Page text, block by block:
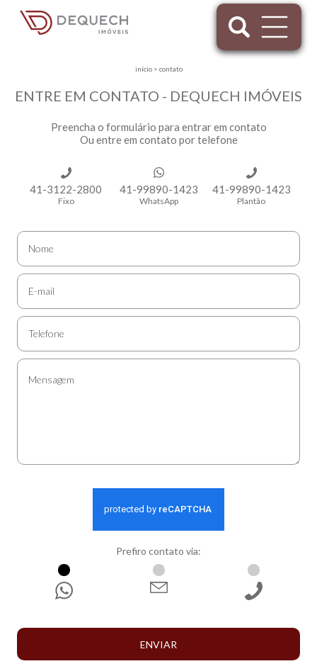
início> contato
ENTRE EM CONTATO - DEQUECH IMÓVEIS
Preencha o formulário para entrar em contato
Ou entre em contato por telefone
41-3122-2800
Fixo
41-99890-1423
WhatsApp
41-99890-1423
Plantão
Prefiro contato via:
ENVIAR